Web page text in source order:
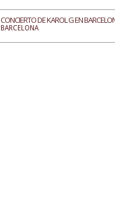
CONCIERTO DE KAROL G EN
BARCELONA